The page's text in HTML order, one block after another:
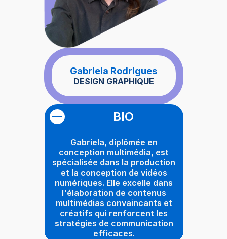
Gabriela Rodrigues
DESIGN GRAPHIQUE
BIO
Gabriela, diplômée en
conception multimédia, est
spécialisée dans la production
et la conception de vidéos
numériques. Elle excelle dans
l'élaboration de contenus
multimédias convaincants et
créatifs qui renforcent les
stratégies de communication
efficaces.